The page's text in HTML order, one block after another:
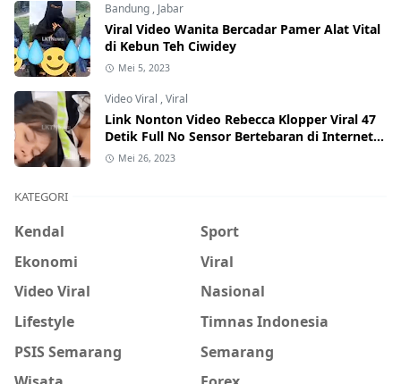
Bandung , Jabar
Viral Video Wanita Bercadar Pamer Alat Vital
di Kebun Teh Ciwidey
Mei 5, 2023
Video Viral ,Viral
Link Nonton Video Rebecca Klopper Viral 47
Detik Full No Sensor Bertebaran di Internet,
Hati-Hati Phising!
Mei 26, 2023
KATEGORI
Kendal
Sport
Ekonomi
Viral
Video Viral
Nasional
Lifestyle
Timnas Indonesia
PSIS Semarang
Semarang